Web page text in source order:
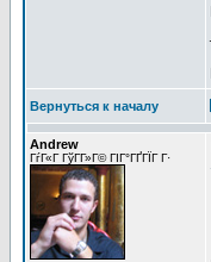
Вернуться к началу
Andrew
ГѓГ«Г ГўГ­Г»Г© ГІГ°ГҐГЇГ Г·